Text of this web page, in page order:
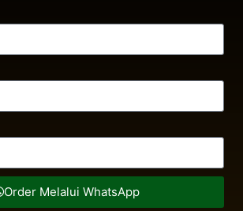
Order Melalui WhatsApp